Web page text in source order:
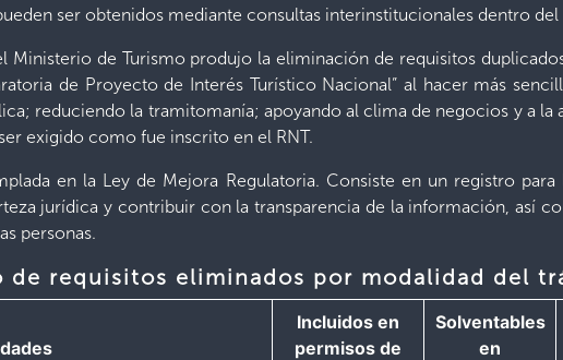
ser obtenidos mediante consultas interinstitucionales dentro
Ministerio de Turismo produjo la eliminación de requisitos
de Proyecto de Interés Turístico Nacional” al hacer más
reduciendo la tramitomanía; apoyando al clima de negocios y a la
exigido como fue inscrito en el RNT.
en la Ley de Mejora Regulatoria. Consiste en un registro
jurídica y contribuir con la transparencia de la información, así
personas.
de requisitos eliminados por modalidad del
Incluidos en
permisos de
Solventables
en